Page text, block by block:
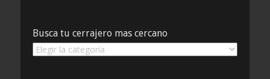
Busca tu cerrajero mas cercano
Busca